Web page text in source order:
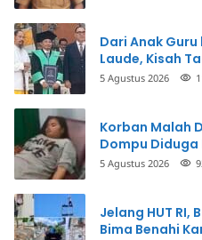
Dari Anak
Laude, Kisah
5 Agustus 2026
Korban Malah
Dompu Diduga
Penganiayaan
5 Agustus 2026
Jelang HUT RI,
Bima Benahi